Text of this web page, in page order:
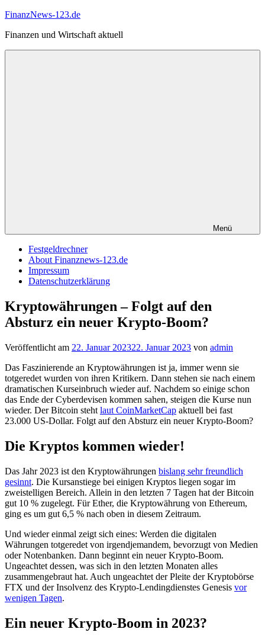
Zum
springen
FinanzNews-123.de
Finanzen und Wirtschaft aktuell
Menü
Festgeldrechner
About Finanznews-123.de
Impressum
Datenschutzerklärung
Kryptowährungen – Folgt auf den
Absturz ein neuer Krypto-Boom?
Veröffentlicht am 22. Januar 202322. Januar 2023 von admin
Das Faszinierende an Kryptowährungen ist ja, immer wenn sie
totgeredet wurden von ihren Kritikern. Dann stehen sie nach einem
dramatischen Kurseinbruch wieder auf. Nachdem so einige schon
das Ende der Cyberdevisen kommen sahen, steigen die Kurse nun
wieder. Der Bitcoin steht laut CoinMarketCap aktuell bei fast
23.000 US-Dollar. Folgt auf den Absturz ein neuer Krypto-Boom?
Die Kryptos kommen wieder!
Das Jahr 2023 ist den Kryptowährungen bislang sehr freundlich
gesinnt. Die Kursanstiege bei einigen Kryptos liegen sogar im
zweistelligen Bereich. Allein in den letzten 7 Tagen hat der Bitcoin
gut 10 % zugelegt. Für Ether, die Kryptowährung von Ethereum,
ging es um gut 6,5 % nach oben in diesem Zeitraum.
Und wieder einmal zeigt sich eines: Werden die digitalen
Währungen totgeredet von irgendjemandem, bevorzugt von Medien
oder Notenbanken. Dann beginnt ein neuer Krypto-Boom.
Ungeachtet dessen, was sich in den letzten Monaten alles
zusammengebraut hat. Auch ungeachtet der Pleite der Kryptobörse
FTX und der Insolvenz des Krypto-Lendingdienstes Genesis vor
wenigen Tagen.
Ein neuer Krypto-Boom in 2023?